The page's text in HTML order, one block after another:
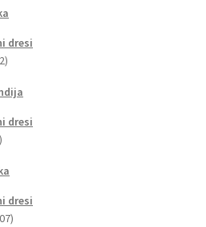
dresi
32
dresi
dresi
107